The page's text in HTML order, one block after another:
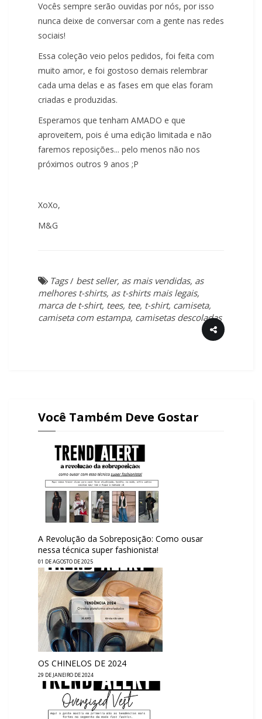
Vocês sempre serão ouvidas por nós, por isso
nunca deixe de conversar com a gente nas redes
sociais!
Essa coleção veio pelos pedidos, foi feita com
muito amor, e foi gostoso demais relembrar
cada uma delas e as fases em que elas foram
criadas e produzidas.
Esperamos que tenham AMADO e que
aproveitem, pois é uma edição limitada e não
faremos reposições... pelo menos não nos
próximos outros 9 anos ;P
XoXo,
M&G
Tags/ best seller, as mais vendidas, as
melhores t-shirts, as t-shirts mais legais,
marca de t-shirt, tees, tee, t-shirt, camiseta,
camiseta com estampa, camisetas descoladas
Você Também Deve Gostar
A Revolução da Sobreposição: Como ousar
nessa técnica super fashionista!
01 DE AGOSTO DE 2025
OS CHINELOS DE 2024
29 DE JANEIRO DE 2024